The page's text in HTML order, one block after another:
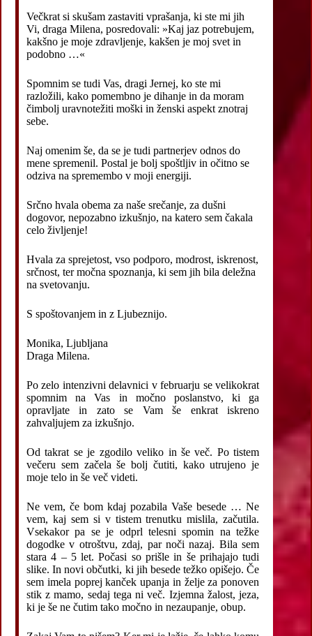
Večkrat si skušam zastaviti vprašanja, ki ste mi jih
Vi, draga Milena, posredovali: »Kaj jaz potrebujem,
kakšno je moje zdravljenje, kakšen je moj svet in
podobno …«
Spomnim se tudi Vas, dragi Jernej, ko ste mi
razložili, kako pomembno je dihanje in da moram
čimbolj uravnotežiti moški in ženski aspekt znotraj
sebe.
Naj omenim še, da se je tudi partnerjev odnos do
mene spremenil. Postal je bolj spoštljiv in očitno se
odziva na spremembo v moji energiji.
Srčno hvala obema za naše srečanje, za dušni
dogovor, nepozabno izkušnjo, na katero sem čakala
celo življenje!
Hvala za sprejetost, vso podporo, modrost, iskrenost,
srčnost, ter močna spoznanja, ki sem jih bila deležna
na svetovanju.
S spoštovanjem in z Ljubeznijo.
Monika, Ljubljana
Draga Milena.
Po zelo intenzivni delavnici v februarju se velikokrat
spomnim na Vas in močno poslanstvo, ki ga
opravljate in zato se Vam še enkrat iskreno
zahvaljujem za izkušnjo.
Od takrat se je zgodilo veliko in še več. Po tistem
večeru sem začela še bolj čutiti, kako utrujeno je
moje telo in še več videti.
Ne vem, če bom kdaj pozabila Vaše besede … Ne
vem, kaj sem si v tistem trenutku mislila, začutila.
Vsekakor pa se je odprl telesni spomin na težke
dogodke v otroštvu, zdaj, par noči nazaj. Bila sem
stara 4 – 5 let. Počasi so prišle in še prihajajo tudi
slike. In novi občutki, ki jih besede težko opišejo. Če
sem imela poprej kanček upanja in želje za ponoven
stik z mamo, sedaj tega ni več. Izjemna žalost, jeza,
ki je še ne čutim tako močno in nezaupanje, obup.